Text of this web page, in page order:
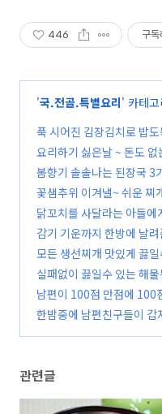
446 구독
'국.전골.특별요리' 카테
푹 시어진 김장김치로 밥
김치찜 *^^* (60)
요리하기 싫은날 ~ 돈도
밥 *^^* (71)
봄향기 솔솔나는 된장국
국.쑥국. 봄동된장국) (92)
꽃샘추위 이겨낼~ 쉬운 찌
법
(98)
닭꼬치를 사달라는 아들
다리조림 *^^* (69)
감기 기운까지 한방에 날려준 ~ 얼큰한 쇠
국 *^^*
(95)
모든 생선찌개 맛있게 끓
대구탕 끓이는 법)
(104)
실패없이 끓일수 있는 해
(47)
남편이 100점 만점에
(106)
한밤중에 남편친구들이 갑자기 왔을때 ~ 간편요
관련글